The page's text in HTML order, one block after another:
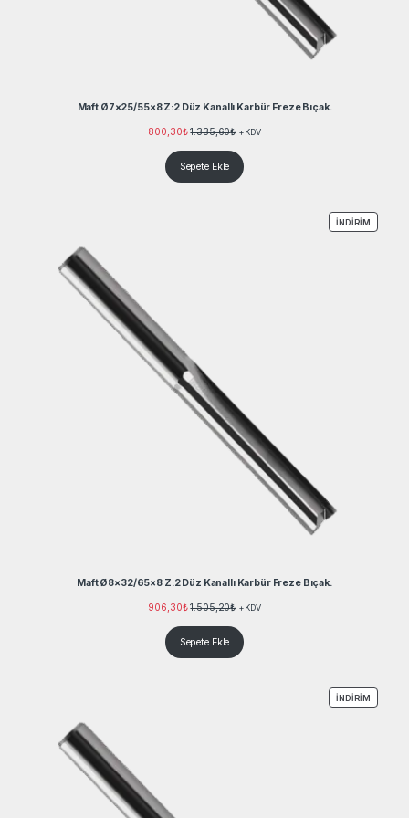
Maft Ø7×25/55×8 Z:2 Düz Kanallı Karbür Freze Bıçak.
800,30₺ 1.335,60₺ +KDV
Sepete Ekle
İNDIRIM
Maft Ø8×32/65×8 Z:2 Düz Kanallı Karbür Freze Bıçak.
906,30₺ 1.505,20₺ +KDV
Sepete Ekle
İNDIRIM